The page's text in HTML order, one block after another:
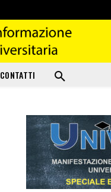
CONTATTI